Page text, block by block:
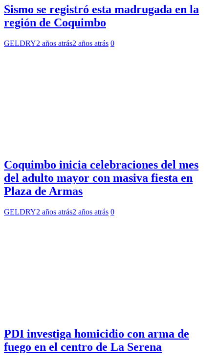
Sismo se registró esta madrugada en la
región de Coquimbo
GELDRY2 años atrás2 años atrás 0
Coquimbo inicia celebraciones del mes
del adulto mayor con masiva fiesta en
Plaza de Armas
GELDRY2 años atrás2 años atrás 0
PDI investiga homicidio con arma de
fuego en el centro de La Serena